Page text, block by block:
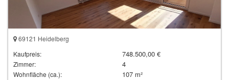
69121 Heidelberg
Kaufpreis:
748.500,00 €
Zimmer: 4
Wohnfläche (ca.): 107 m²